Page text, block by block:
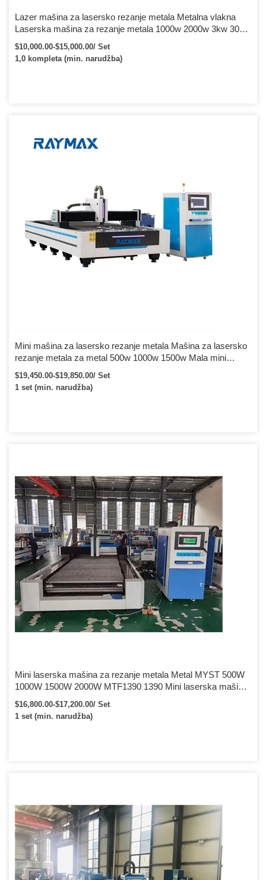
Lazer mašina za lasersko rezanje metala Metalna vlakna
Laserska mašina za rezanje metala 1000w 2000w 3kw 3015
optička oprema Cnc laserski rezač karbonskih metalnih
vlakana mašina za lasersko rezanje za lim od nehrđajućeg
čelika
$10,000.00-$15,000.00/ Set
1,0 kompleta (min. narudžba)
Mini mašina za lasersko rezanje metala Mašina za lasersko
rezanje metala za metal 500w 1000w 1500w Mala mini
mašina za lasersko rezanje vlakana za metalni lim
$19,450.00-$19,850.00/ Set
1 set (min. narudžba)
Mini laserska mašina za rezanje metala Metal MYST 500W
1000W 1500W 2000W MTF1390 1390 Mini laserska mašina
za rezanje metala
$16,800.00-$17,200.00/ Set
1 set (min. narudžba)